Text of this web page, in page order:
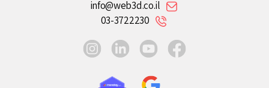
info@web3d.co.il
03-3722230
facebook
youtube
linkedin